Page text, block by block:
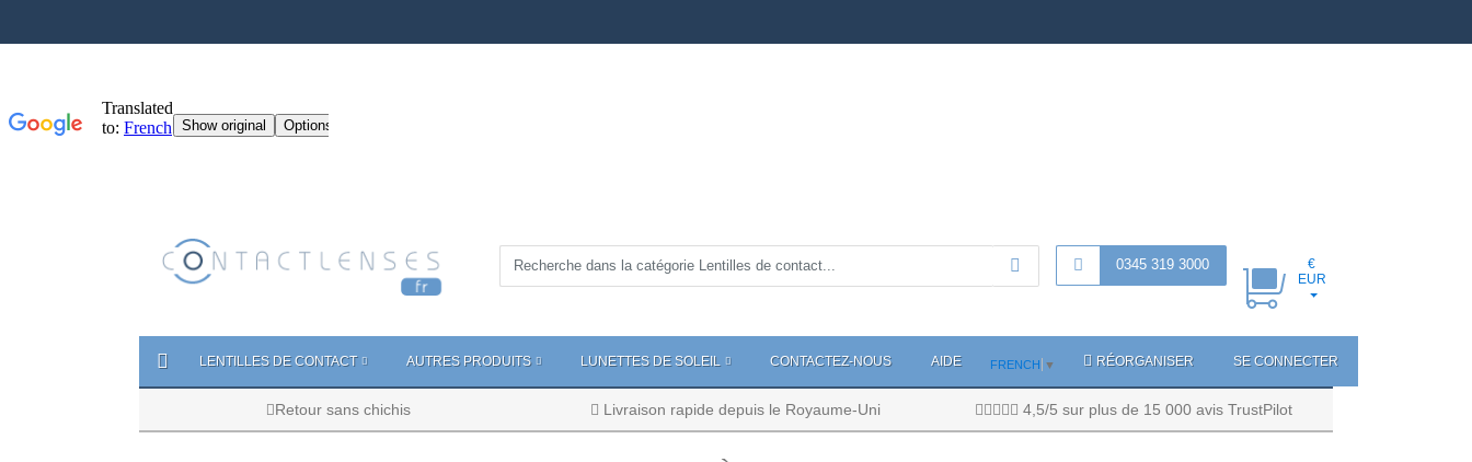
0345 319 3000
€
EUR
LENTILLES DE CONTACT AUTRES PRODUITS LUNETTES DE SOLEIL CONTACTEZ-NOUS AIDE FRENCH ▼ RÉORGANISER SE CONNECTER
Retour sans chichis Livraison rapide depuis le Royaume-Uni 4,5/5 sur plus de 15 000 avis TrustPilot